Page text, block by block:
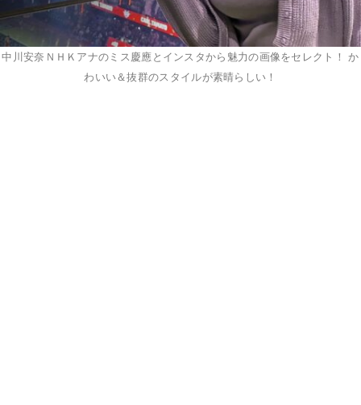
中川安奈ＮＨＫアナのミス慶應とインスタから魅力の画像をセレクト！ か
わいい＆抜群のスタイルが素晴らしい！